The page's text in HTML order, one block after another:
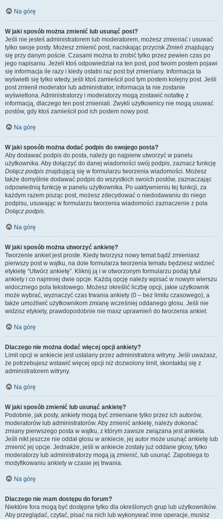
Na górę
W jaki sposób można zmienić lub usunąć post?
Jeśli nie jesteś administratorem lub moderatorem, możesz zmieniać i usuwać
tylko swoje posty. Możesz zmienić post, naciskając przyciskZmień znajdujący
się przy danym poście. Czasami można to zrobić tylko przez pewien czas po
jego napisaniu. Jeżeli ktoś odpowiedział na ten post, pod twoim postem pojawi
się informacja ile razy i kiedy ostatni raz post był zmieniany. Informacja ta
wyświetli się tylko wtedy, jeśli ktoś zamieścił pod tym postem kolejny post. Jeśli
post zmienił moderator lub administrator, informacja ta nie zostanie
wyświetlona. Administratorzy i moderatorzy mogą zostawić notatkę z
informacją, dlaczego ten post zmieniali. Zwykli użytkownicy nie mogą usuwać
postów, gdy ktoś zamieścił pod ich postem nowy post.
Na górę
W jaki sposób można dodać podpis do swojego posta?
Aby dodawać podpis do posta, należy go najpierw utworzyć w panelu
użytkownika. Aby dołączyć do danej wiadomości swój podpis, zaznacz funkcję
Dołącz podpis znajdującą się w formularzu tworzenia wiadomości. Możesz
także domyślnie dodawać podpis do wszystkich swoich postów, zaznaczając
odpowiednią funkcję w panelu użytkownika. Po uaktywnieniu tej funkcji, za
każdym razem pisząc post, możesz zdecydować o niedodawaniu do niego
podpisu, usuwając w formularzu tworzenia wiadomości zaznaczenie z pola
Dołącz podpis.
Na górę
W jaki sposób można utworzyć ankietę?
Tworzenie ankiet jest proste. Kiedy tworzysz nowy temat bądź zmieniasz
pierwszy post w wątku, na dole formularza tworzenia tematu będziesz widzieć
etykietę “Utwórz ankietę”. Kliknij ją i w otworzonym formularzu podaj tytuł
ankiety i co najmniej dwie opcje. Każdą opcję należy wpisać w nowym wierszu
widocznego pola tekstowego. Możesz określić liczbę opcji, jakie użytkownik
może wybrać, wyznaczyć czas trwania ankiety (0 – bez limitu czasowego), a
także umożliwić użytkownikom zmianę wcześniej oddanego głosu. Jeśli nie
widzisz etykiety, prawdopodobnie nie masz uprawnień do tworzenia ankiet.
Na górę
Dlaczego nie można dodać więcej opcji ankiety?
Limit opcji w ankiecie jest ustalany przez administratora witryny. Jeśli uważasz,
że potrzebujesz wstawić więcej opcji niż dozwolony limit, skontaktuj się z
administratorem witryny.
Na górę
W jaki sposób zmienić lub usunąć ankietę?
Podobnie, jak posty, ankiety mogą być zmieniane tylko przez ich autorów,
moderatorów lub administratorów. Aby zmienić ankietę, należy dokonać
zmiany pierwszego posta w wątku, z którym zawsze związana jest ankieta.
Jeśli nikt jeszcze nie oddał głosu w ankiecie, jej autor może usunąć ankietę lub
zmienić jej opcje. Jednakże, jeśli w ankiecie zostały już oddane głosy, tylko
moderatorzy lub administratorzy mogą ją zmienić, lub usunąć. Zapobiega to
modyfikowaniu ankiety w czasie jej trwania.
Na górę
Dlaczego nie mam dostępu do forum?
Niektóre fora mogą być dostępne tylko dla określonych grup lub użytkowników.
Aby przeglądać, czytać, pisać na nich lub wykonywać inne operacje, musisz